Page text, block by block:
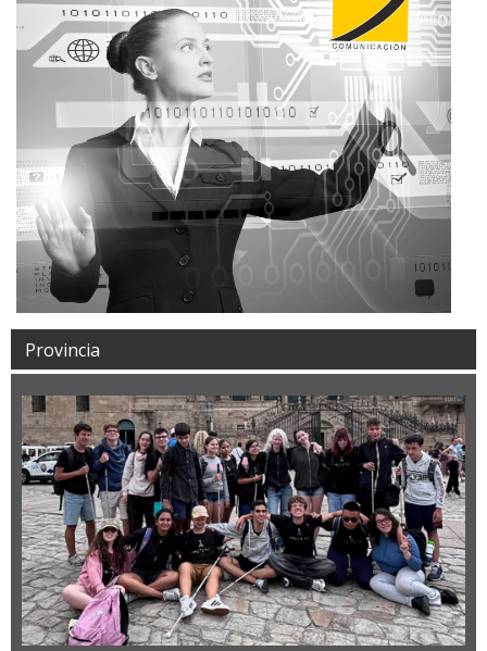
Provincia